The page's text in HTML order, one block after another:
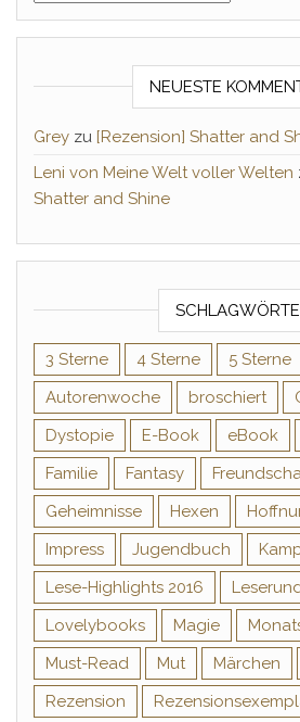
NEUESTE
Grey zu [Rezension] Shatter and
Leni von Meine Welt voller Welten
Shatter and Shine
3 Sterne 4 Sterne 5 Sterne
Autorenwoche
broschiert
Dystopie
E-Book eBook
Familie
Fantasy
Geheimnisse
Hexen
Impress
Jugendbuch
Lese-Highlights 2016
Lovelybooks
Magie
Must-Read
Mut Märchen
Rezension